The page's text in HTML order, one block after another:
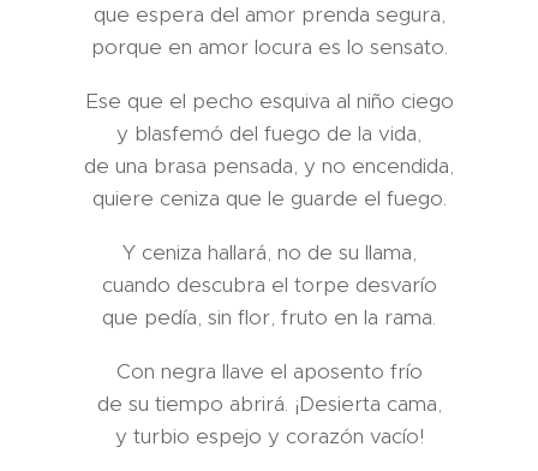
que espera del amor prenda segura,
porque en amor locura es lo sensato.
Ese que el pecho esquiva al niño ciego
y blasfemó del fuego de la vida,
de una brasa pensada, y no encendida,
quiere ceniza que le guarde el fuego.
Y ceniza hallará, no de su llama,
cuando descubra el torpe desvarío
que pedía, sin flor, fruto en la rama.
Con negra llave el aposento frío
de su tiempo abrirá. ¡Desierta cama,
y turbio espejo y corazón vacío!